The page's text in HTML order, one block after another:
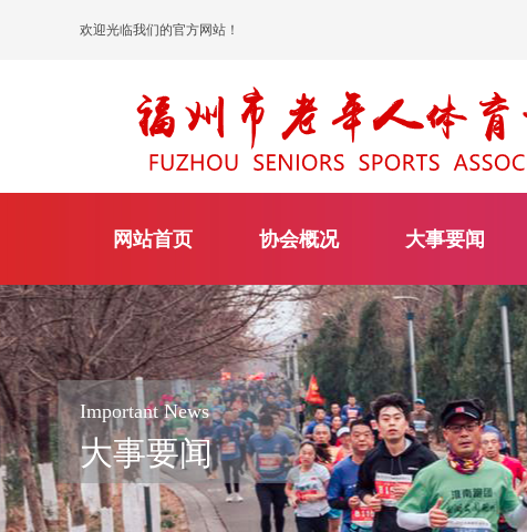
欢迎光临我们的官方网站！
网站首页 协会概况 大事要闻
Important News
大事要闻